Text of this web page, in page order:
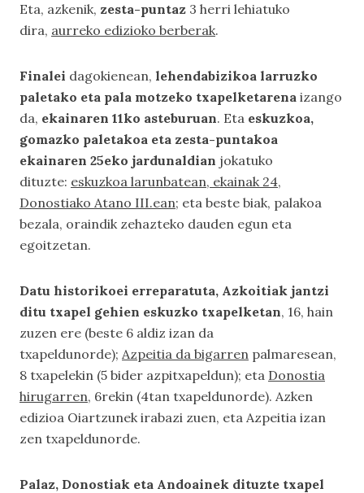
Eta, azkenik, zesta-puntaz 3 herri lehiatuko
dira, aurreko edizioko berberak.
Finalei dagokienean, lehendabizikoa larruzko
paletako eta pala motzeko txapelketarena izango
da, ekainaren 11ko asteburuan. Eta eskuzkoa,
gomazko paletakoa eta zesta-puntakoa
ekainaren 25eko jardunaldian jokatuko
dituzte: eskuzkoa larunbatean, ekainak 24,
Donostiako Atano III.ean; eta beste biak, palakoa
bezala, oraindik zehazteko dauden egun eta
egoitzetan.
Datu historikoei erreparatuta, Azkoitiak jantzi
ditu txapel gehien eskuzko txapelketan, 16, hain
zuzen ere (beste 6 aldiz izan da
txapeldunorde); Azpeitia da bigarren palmaresean,
8 txapelekin (5 bider azpitxapeldun); eta Donostia
hirugarren, 6rekin (4tan txapeldunorde). Azken
edizioa Oiartzunek irabazi zuen, eta Azpeitia izan
zen txapeldunorde.
Palaz, Donostiak eta Andoainek dituzte txapel